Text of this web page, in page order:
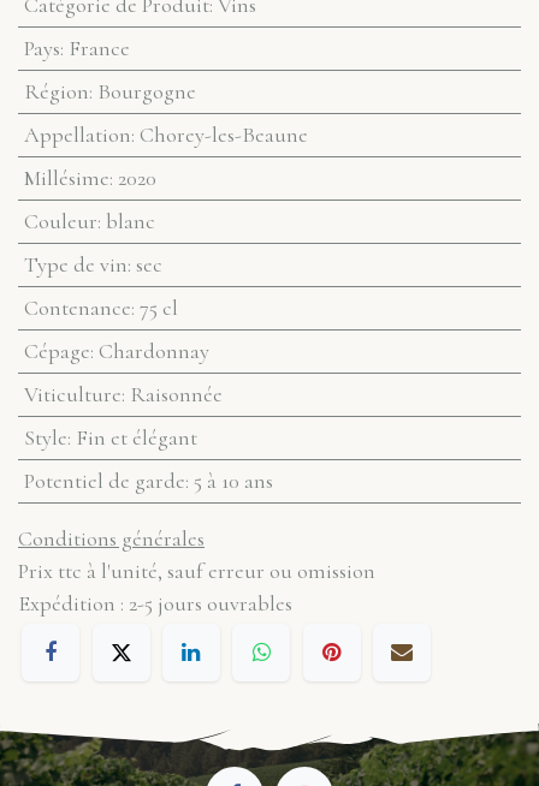
Pays: France
Région: Bourgogne
Appellation: Chorey-les-Beaune
Millésime: 2020
Couleur: blanc
Type de vin: sec
Contenance: 75 cl
Cépage: Chardonnay
Viticulture: Raisonnée
Style: Fin et élégant
Potentiel de garde: 5 à 10 ans
Conditions générales
Prix ttc à l'unité, sauf erreur ou omission
Expédition : 2-5 jours ouvrables